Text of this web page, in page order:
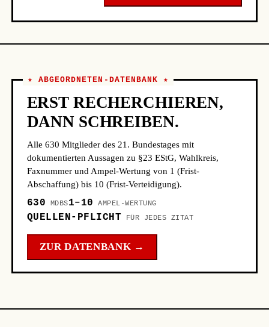
★ ABGEORDNETEN-DATENBANK ★
ERST RECHERCHIEREN,
DANN SCHREIBEN.
Alle 630 Mitglieder des 21. Bundestages mit
dokumentierten Aussagen zu §23 EStG, Wahlkreis,
Faxnummer und Ampel-Wertung von 1 (Frist-
Abschaffung) bis 10 (Frist-Verteidigung).
630 MDBS1–10 AMPEL-WERTUNG
QUELLEN-PFLICHT FÜR JEDES ZITAT
ZUR DATENBANK →